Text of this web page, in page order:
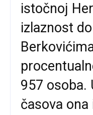
istočnoj
izlaznost
957 osoba.
časova